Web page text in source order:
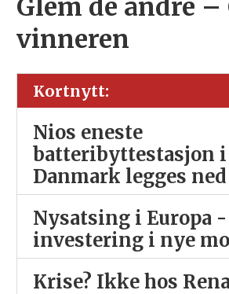
Glem de andre –
vinneren
Kortnytt:
Nios eneste
batteribyttestasjon i
Danmark legges ned
Nysatsing i Europa
investering i nye
Krise? Ikke hos